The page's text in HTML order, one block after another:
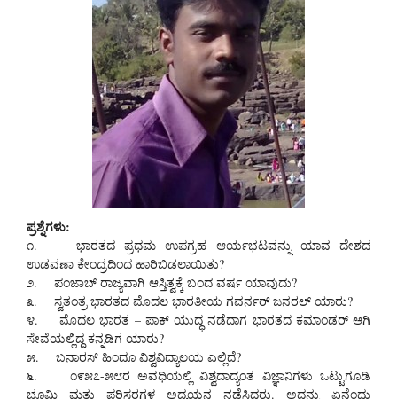
ಪ್ರಶ್ನೆಗಳು:
೧. ಭಾರತದ ಪ್ರಥಮ ಉಪಗ್ರಹ ಆರ್ಯಭಟವನ್ನು ಯಾವ ದೇಶದ
ಉಡವಣಾ ಕೇಂದ್ರದಿಂದ ಹಾರಿಬಿಡಲಾಯಿತು?
೨. ಪಂಜಾಬ್ ರಾಜ್ಯವಾಗಿ ಆಸ್ತಿತ್ವಕ್ಕೆ ಬಂದ ವರ್ಷ ಯಾವುದು?
೩. ಸ್ವತಂತ್ರ ಭಾರತದ ಮೊದಲ ಭಾರತೀಯ ಗವರ್ನರ್ ಜನರಲ್ ಯಾರು?
೪. ಮೊದಲ ಭಾರತ – ಪಾಕ್ ಯುದ್ಧ ನಡೆದಾಗ ಭಾರತದ ಕಮಾಂಡರ್ ಆಗಿ
ಸೇವೆಯಲ್ಲಿದ್ದ ಕನ್ನಡಿಗ ಯಾರು?
೫. ಬನಾರಸ್ ಹಿಂದೂ ವಿಶ್ವವಿದ್ಯಾಲಯ ಎಲ್ಲಿದೆ?
೬. ೧೯೫೭-೫೮ರ ಅವಧಿಯಲ್ಲಿ ವಿಶ್ವದಾದ್ಯಂತ ವಿಜ್ಞಾನಿಗಳು ಒಟ್ಟುಗೂಡಿ
ಭೂಮಿ ಮತ್ತು ಪರಿಸರಗಳ ಅಧ್ಯಯನ ನಡೆಸಿದರು. ಅದನ್ನು ಏನೆಂದು